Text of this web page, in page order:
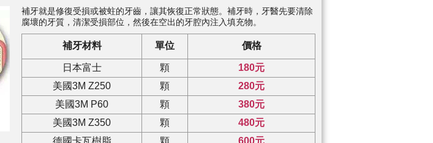
補牙就是修復受損或被蛀的牙齒，讓其恢復正常狀態。補牙時，牙醫先要清除
腐壞的牙質，清潔受損部位，然後在空出的牙腔內注入填充物。
補牙材料 單位 價格
日本富士 顆
180元
美國3M Z250
顆
280元
美國3M P60
顆
380元
美國3M Z350
顆
480元